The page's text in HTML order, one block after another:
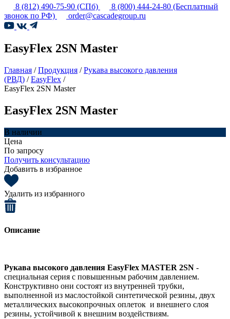
8 (812) 490-75-90 (СПб) 8 (800) 444-24-80 (Бесплатный
звонок по РФ)
order@cascadegroup.ru
EasyFlex 2SN Master
Главная /Продукция /Рукава высокого давления
(РВД) /EasyFlex /
EasyFlex 2SN Master
EasyFlex 2SN Master
В наличии
Цена
По запросу
Получить консультацию
Добавить в избранное
Удалить из избранного
Описание
Рукава высокого давления EasyFlex MASTER 2SN -
специальная серия с повышенным рабочим давлением.
Конструктивно они состоят из внутренней трубки,
выполненной из маслостойкой синтетической резины, двух
металлических высокопрочных оплеток и внешнего слоя
резины, устойчивой к внешним воздействиям.